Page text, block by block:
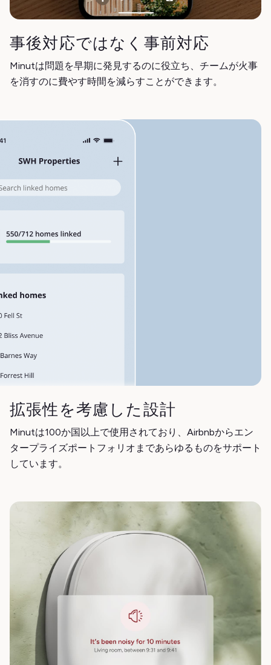
事後対応ではなく事前対応
Minutは問題を早期に発見するのに役立ち、チームが火事
を消すのに費やす時間を減らすことができます。
拡張性を考慮した設計
Minutは100か国以上で使用されており、Airbnbからエン
タープライズポートフォリオまであらゆるものをサポート
しています。